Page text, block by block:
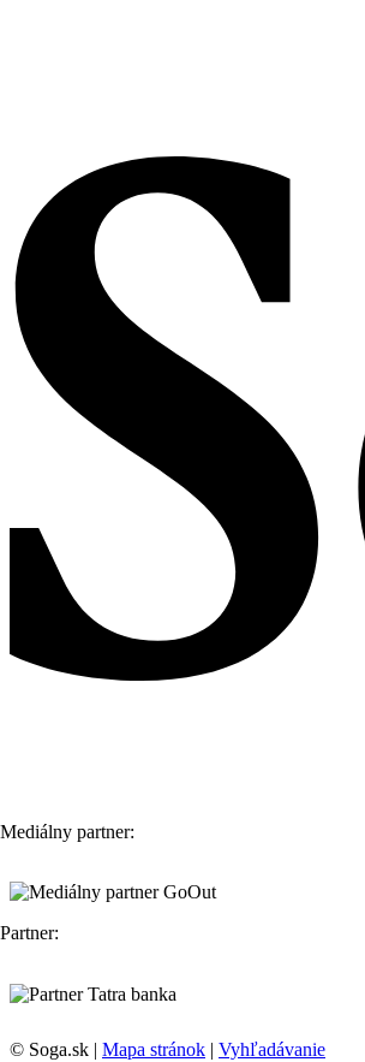
Mediálny partner:
Partner:
© Soga.sk | Mapa stránok | Vyhľadávanie